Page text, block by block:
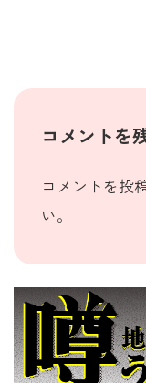
コメントを
コメントを投
い。